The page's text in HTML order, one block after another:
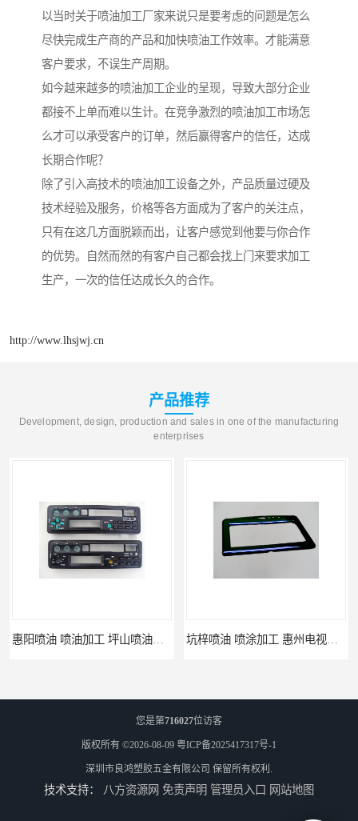
以当时关于喷油加工厂家来说只是要考虑的问题是怎么
尽快完成生产商的产品和加快喷油工作效率。才能满意
客户要求，不误生产周期。
如今越来越多的喷油加工企业的呈现，导致大部分企业
都接不上单而难以生计。在竞争激烈的喷油加工市场怎
么才可以承受客户的订单，然后赢得客户的信任，达成
长期合作呢？
除了引入高技术的喷油加工设备之外，产品质量过硬及
技术经验及服务，价格等各方面成为了客户的关注点，
只有在这几方面脱颖而出，让客户感觉到他要与你合作
的优势。自然而然的有客户自己都会找上门来要求加工
生产，一次的信任达成长久的合作。
http://www.lhsjwj.cn
产品推荐
Development, design, production and sales in one of the manufacturing
enterprises
您是第716027位访客
版权所有 ©2026-08-09 粤ICP备2025417317号-1
深圳市良鸿塑胶五金有限公司 保留所有权利.
技术支持： 八方资源网 免责声明 管理员入口 网站地图